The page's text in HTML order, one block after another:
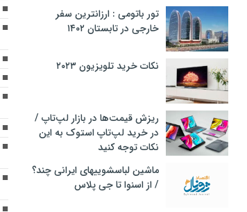
تور باتومی : ارزانترین سفر
خارجی در تابستان ۱۴۰۲
نکات خرید تلویزیون ۲۰۲۳
ریزش قیمت‌ها در بازار لپ‌تاپ /
در خرید لپ‌تاپ استوک به این
نکات توجه کنید
ماشین لباسشویی‎های ایرانی چند؟
/ از اسنوا تا جی پلاس